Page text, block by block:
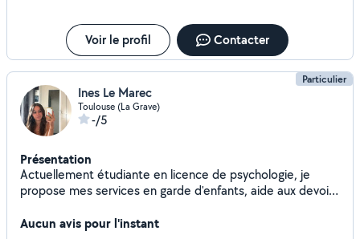
Voir le profil Contacter
Particulier
Ines Le Marec
Toulouse (La Grave)
-/5
Présentation
Actuellement étudiante en licence de psychologie, je
propose mes services en garde d'enfants, aide aux devoirs
Aucun avis pour l'instant